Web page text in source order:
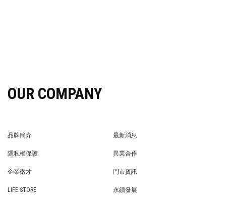
OUR COMPANY
品牌簡介
最新消息
隱私權保護
異業合作
企業徵才
門市資訊
LIFE STORE
永續發展